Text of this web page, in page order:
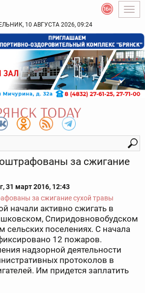
10 АВГУСТА 2026, 09:24
за сжигание
31 март 2016, 12:43
начали активно сжигать в
Спиридовновобудском
сельских поселениях. С начала
12 пожаров.
надзорной деятельности
протоколов в
Им придется заплатить